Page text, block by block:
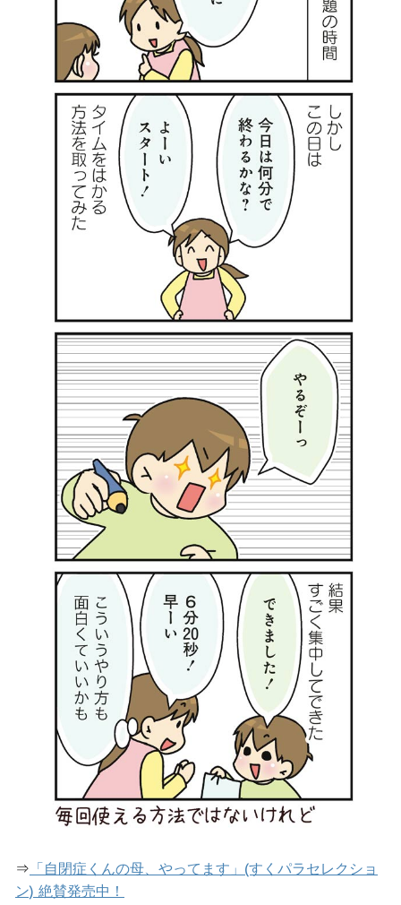
⇒ 「自閉症くんの母、やってます」(すくパラセレクショ
ン) 絶賛発売中！